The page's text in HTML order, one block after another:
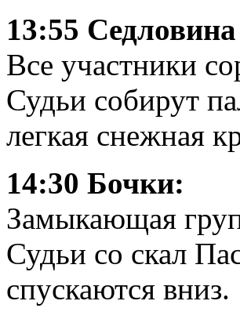
13:55 Седловина
Все участники
Судьи собирут
легкая снежная
14:30 Бочки:
Замыкающая
Судьи со скал
спускаются вниз.